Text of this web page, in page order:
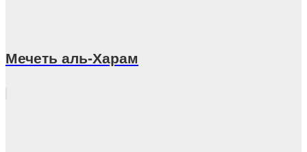
Мечеть аль-Харам